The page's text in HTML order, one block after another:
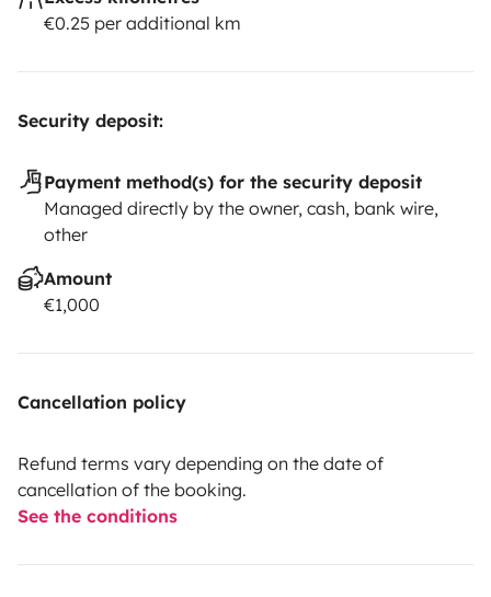
€0.25 per additional km
Security deposit:
Payment method(s) for the security deposit
Managed directly by the owner, cash, bank wire,
other
Amount
€1,000
Cancellation policy
Refund terms vary depending on the date of
cancellation of the booking.
See the conditions